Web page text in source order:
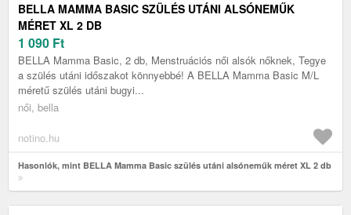
BELLA MAMMA BASIC SZÜLÉS UTÁNI ALSÓNEMŰK
MÉRET XL 2 DB
1 090 Ft
BELLA Mamma Basic, 2 db, Menstruációs női alsók nőknek, Tegye
a szülés utáni időszakot könnyebbé! A BELLA Mamma Basic M/L
méretű szülés utáni bugyi...
női, bella
notino.hu
Hasonlók, mint BELLA Mamma Basic szülés utáni alsóneműk méret XL 2 db